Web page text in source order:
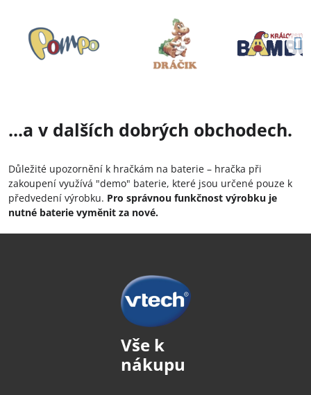
...a v dalších dobrých obchodech.
Důležité upozornění k hračkám na baterie – hračka při
zakoupení využívá "demo" baterie, které jsou určené pouze k
předvedení výrobku. Pro správnou funkčnost výrobku je
nutné baterie vyměnit za nové.
Vše k
nákupu